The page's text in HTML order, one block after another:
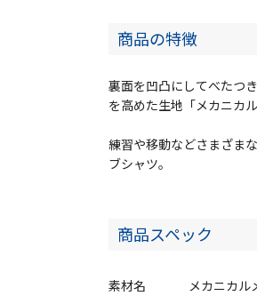
商品の特徴
裏面を凹凸にしてべたつ
を高めた生地「メカニカ
練習や移動などさまざま
ブシャツ。
商品スペック
素材名
メカニカル